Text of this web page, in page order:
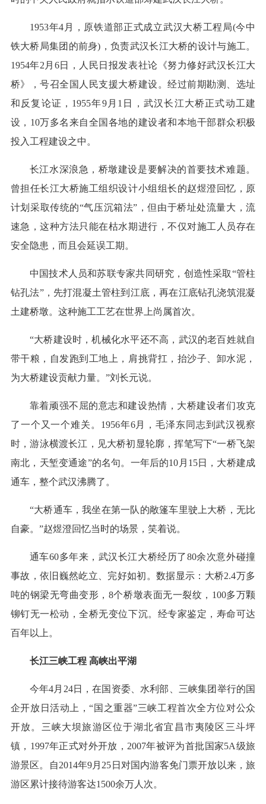
1953年4月，原铁道部正式成立武汉大桥工程局(今中
铁大桥局集团的前身)，负责武汉长江大桥的设计与施工。
1954年2月6日，人民日报发表社论《努力修好武汉长江大
桥》，号召全国人民支援大桥建设。经过前期勘测、选址
和反复论证，1955年9月1日，武汉长江大桥正式动工建
设，10万多名来自全国各地的建设者和本地干部群众积极
投入工程建设之中。
长江水深浪急，桥墩建设是要解决的首要技术难题。
曾担任长江大桥施工组织设计小组组长的赵煜澄回忆，原
计划采取传统的“气压沉箱法”，但由于桥址处流量大，流
速急，这种方法只能在枯水期进行，不仅对施工人员存在
安全隐患，而且会延误工期。
中国技术人员和苏联专家共同研究，创造性采取“管柱
钻孔法”，先打混凝土管柱到江底，再在江底钻孔浇筑混凝
土建桥墩。这种施工工艺在世界上尚属首次。
“大桥建设时，机械化水平还不高，武汉的老百姓就自
带干粮，自发跑到工地上，肩挑背扛，抬沙子、卸水泥，
为大桥建设贡献力量。”刘长元说。
靠着顽强不屈的意志和建设热情，大桥建设者们攻克
了一个又一个难关。1956年6月，毛泽东同志到武汉视察
时，游泳横渡长江，见大桥初显轮廓，挥笔写下“一桥飞架
南北，天堑变通途”的名句。一年后的10月15日，大桥建成
通车，整个武汉沸腾了。
“大桥通车，我坐在第一队的敞篷车里驶上大桥，无比
自豪。”赵煜澄回忆当时的场景，笑着说。
通车60多年来，武汉长江大桥经历了80余次意外碰撞
事故，依旧巍然屹立、完好如初。数据显示：大桥2.4万多
吨的钢梁无弯曲变形，8个桥墩表面无一裂纹，100多万颗
铆钉无一松动，全桥无变位下沉。经专家鉴定，寿命可达
百年以上。
长江三峡工程 高峡出平湖
今年4月24日，在国资委、水利部、三峡集团举行的国
企开放日活动上，“国之重器”三峡工程首次全方位对公众
开放。三峡大坝旅游区位于湖北省宜昌市夷陵区三斗坪
镇，1997年正式对外开放，2007年被评为首批国家5A级旅
游景区。自2014年9月25日对国内游客免门票开放以来，旅
游区累计接待游客达1500余万人次。